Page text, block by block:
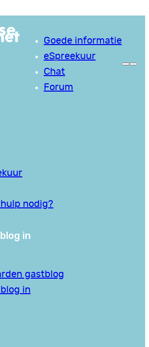
Goede informatie
eSpreekuur
Chat
Forum
nodig?
in
gastblog
in